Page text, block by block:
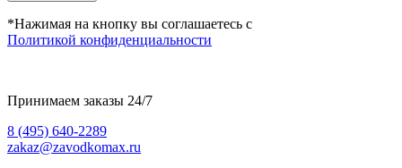
*Нажимая на кнопку вы соглашаетесь с
Политикой конфиденциальности
Принимаем заказы 24/7
8 (495) 640-2289
zakaz@zavodkomax.ru